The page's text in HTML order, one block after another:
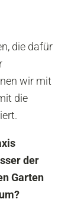
die dafür
wir mit
die
der
Garten